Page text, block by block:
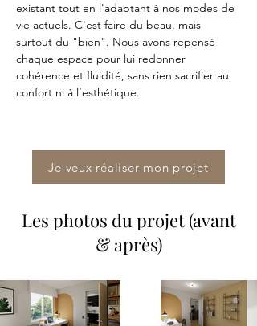
existant tout en l'adaptant à nos modes de
vie actuels. C'est faire du beau, mais
surtout du "bien". Nous avons repensé
chaque espace pour lui redonner
cohérence et fluidité, sans rien sacrifier au
confort ni à l’esthétique.
Je veux réaliser mon projet
Les photos du projet (avant
& après)